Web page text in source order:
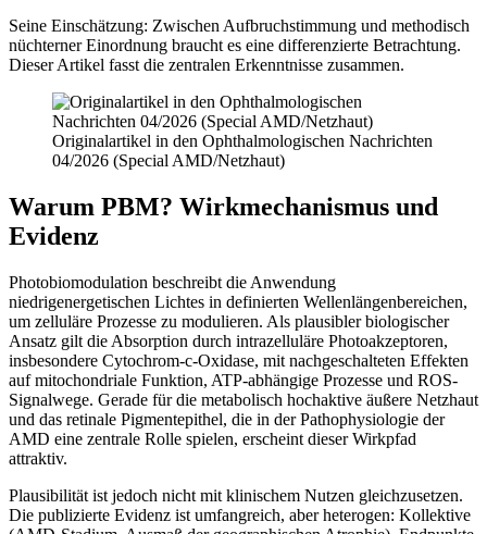
Seine Einschätzung: Zwischen Aufbruchstimmung und methodisch
nüchterner Einordnung braucht es eine differenzierte Betrachtung.
Dieser Artikel fasst die zentralen Erkenntnisse zusammen.
Originalartikel in den Ophthalmologischen Nachrichten
04/2026 (Special AMD/Netzhaut)
Warum PBM? Wirkmechanismus und
Evidenz
Photobiomodulation beschreibt die Anwendung
niedrigenergetischen Lichtes in definierten Wellenlängenbereichen,
um zelluläre Prozesse zu modulieren. Als plausibler biologischer
Ansatz gilt die Absorption durch intrazelluläre Photoakzeptoren,
insbesondere Cytochrom-c-Oxidase, mit nachgeschalteten Effekten
auf mitochondriale Funktion, ATP-abhängige Prozesse und ROS-
Signalwege. Gerade für die metabolisch hochaktive äußere Netzhaut
und das retinale Pigmentepithel, die in der Pathophysiologie der
AMD eine zentrale Rolle spielen, erscheint dieser Wirkpfad
attraktiv.
Plausibilität ist jedoch nicht mit klinischem Nutzen gleichzusetzen.
Die publizierte Evidenz ist umfangreich, aber heterogen: Kollektive